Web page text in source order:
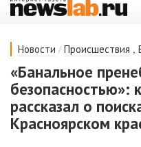
Новости / Происшествия ,
«Банальное
безопасностью»:
рассказал о
Красноярском